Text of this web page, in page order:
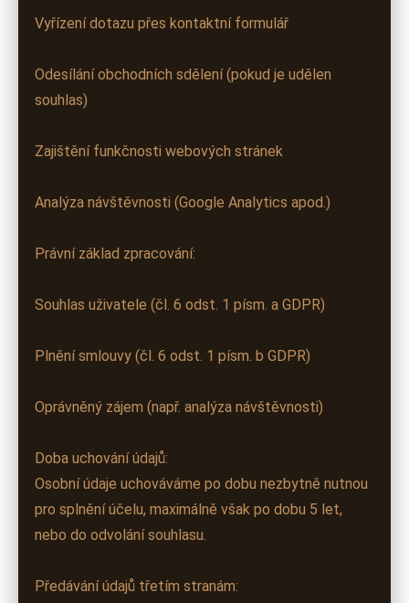
Vyřízení dotazu přes kontaktní formulář
Odesílání obchodních sdělení (pokud je udělen
souhlas)
Zajištění funkčnosti webových stránek
Analýza návštěvnosti (Google Analytics apod.)
Právní základ zpracování:
Souhlas uživatele (čl. 6 odst. 1 písm. a GDPR)
Plnění smlouvy (čl. 6 odst. 1 písm. b GDPR)
Oprávněný zájem (např. analýza návštěvnosti)
Doba uchování údajů:
Osobní údaje uchováváme po dobu nezbytně nutnou
pro splnění účelu, maximálně však po dobu 5 let,
nebo do odvolání souhlasu.
Předávání údajů třetím stranám: